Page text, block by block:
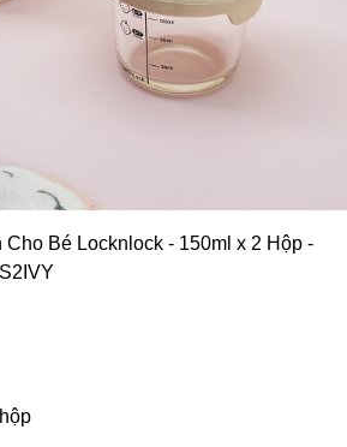
Bé Locknlock - 150ml x 2 Hộp -